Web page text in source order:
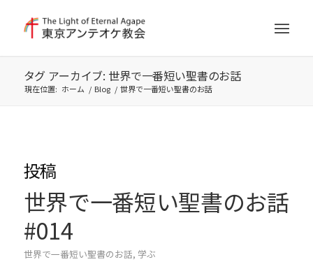
タグ アーカイブ: 世界で一番短い聖書のお話
現在位置: ホーム / Blog / 世界で一番短い聖書のお話
投稿
世界で一番短い聖書のお話
#014
世界で一番短い聖書のお話, 学ぶ